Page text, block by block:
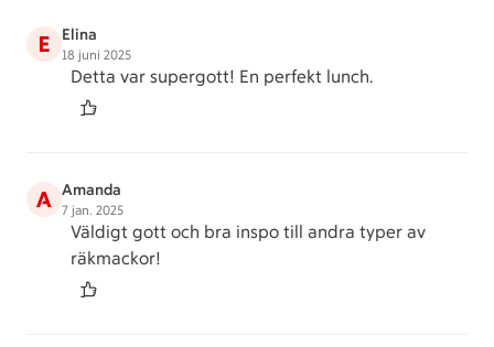
E Elina
18 juni 2025
Detta var supergott! En perfekt lunch.
A Amanda
7 jan. 2025
Väldigt gott och bra inspo till andra typer av
räkmackor!